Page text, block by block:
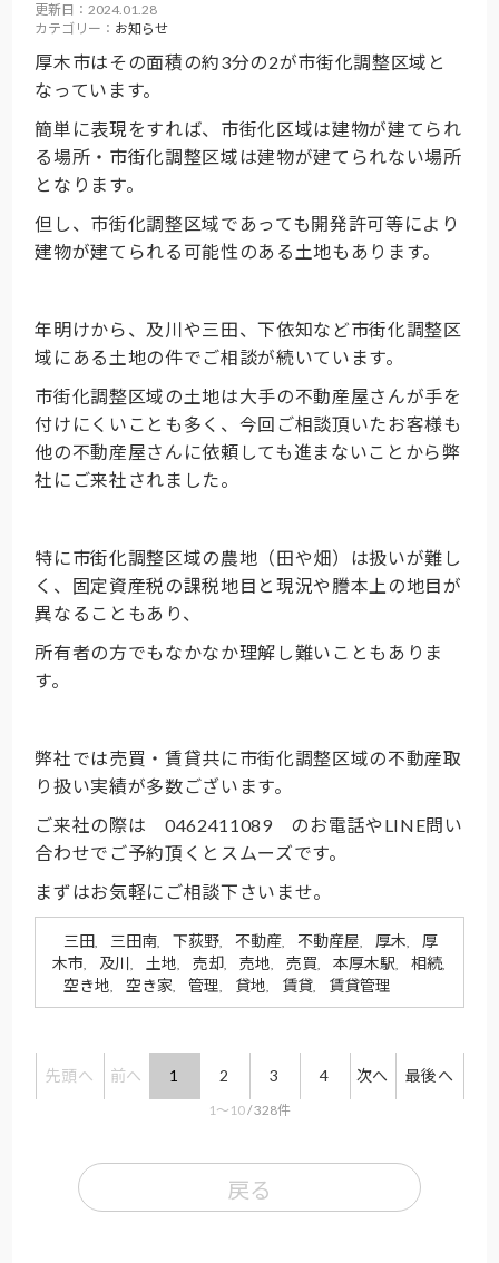
更新日：2024.01.28
カテゴリー： お知らせ
厚木市はその面積の約3分の2が市街化調整区域と
なっています。
簡単に表現をすれば、市街化区域は建物が建てられ
る場所・市街化調整区域は建物が建てられない場所
となります。
但し、市街化調整区域であっても開発許可等により
建物が建てられる可能性のある土地もあります。
年明けから、及川や三田、下依知など市街化調整区
域にある土地の件でご相談が続いています。
市街化調整区域の土地は大手の不動産屋さんが手を
付けにくいことも多く、今回ご相談頂いたお客様も
他の不動産屋さんに依頼しても進まないことから弊
社にご来社されました。
特に市街化調整区域の農地（田や畑）は扱いが難し
く、固定資産税の課税地目と現況や謄本上の地目が
異なることもあり、
所有者の方でもなかなか理解し難いこともありま
す。
弊社では売買・賃貸共に市街化調整区域の不動産取
り扱い実績が多数ございます。
ご来社の際は 0462411089 のお電話やLINE問い
合わせでご予約頂くとスムーズです。
まずはお気軽にご相談下さいませ。
三田, 三田南, 下荻野, 不動産, 不動産屋, 厚木,
厚
木市, 及川, 土地, 売却, 売地, 売買, 本厚木駅, 相続,
空き地, 空き家, 管理, 貸地, 賃貸, 賃貸管理
先頭へ 前へ 1 2 3 4 次へ 最後へ
1〜10/ 328件
戻る